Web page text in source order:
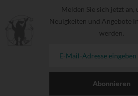
Melden Sie sich jetzt an,
Neuigkeiten und Angebote
werden.
Abonnieren